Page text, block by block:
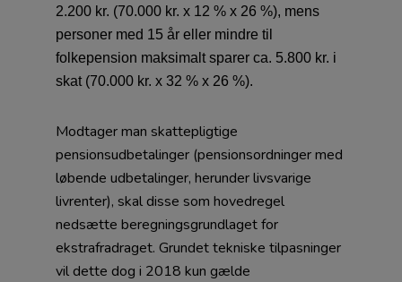
2.200 kr. (70.000 kr. x 12 % x 26 %), mens
personer med 15 år eller mindre til
folkepension maksimalt sparer ca. 5.800 kr. i
skat (70.000 kr. x 32 % x 26 %).
Modtager man skattepligtige
pensionsudbetalinger (pensionsordninger med
løbende udbetalinger, herunder livsvarige
livrenter), skal disse som hovedregel
nedsætte beregningsgrundlaget for
ekstrafradraget. Grundet tekniske tilpasninger
vil dette dog i 2018 kun gælde